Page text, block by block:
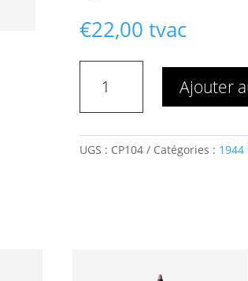
€22,00 tvac
Ajouter
UGS : CP104 Catégories : 1944